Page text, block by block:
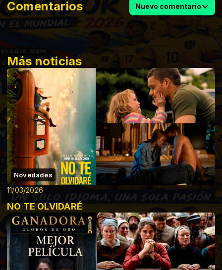
Comentarios Nuevo comentario
Más noticias
Novedades
11/03/2026
NO TE OLVIDARÉ